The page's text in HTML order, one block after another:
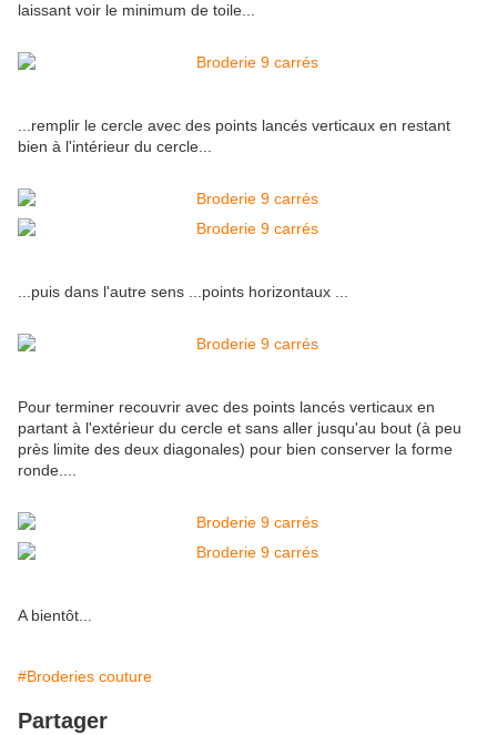
laissant voir le minimum de toile...
...remplir le cercle avec des points lancés verticaux en restant
bien à l'intérieur du cercle...
...puis dans l'autre sens ...points horizontaux ...
Pour terminer recouvrir avec des points lancés verticaux en
partant à l'extérieur du cercle et sans aller jusqu'au bout (à peu
près limite des deux diagonales) pour bien conserver la forme
ronde....
A bientôt...
#Broderies couture
Partager